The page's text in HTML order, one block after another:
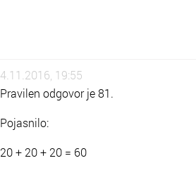
4.11.2016, 19:55
Pravilen odgovor je 81.
Pojasnilo:
20 + 20 + 20 = 60